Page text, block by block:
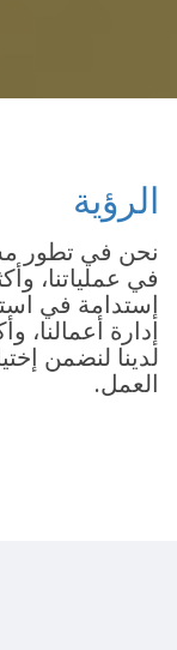
الرؤية
نحن في تطور
في عملياتنا،
إستدامة في
إدارة أعمالنا،
لدينا لنضمن
العمل.